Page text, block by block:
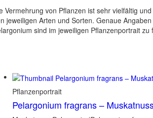
Vermehrung von Pflanzen ist sehr vielfältig
jeweiligen Arten und Sorten. Genaue
sind im jeweiligen Pflanzenportrait zu
Pflanzenportrait
Pelargonium fragrans –